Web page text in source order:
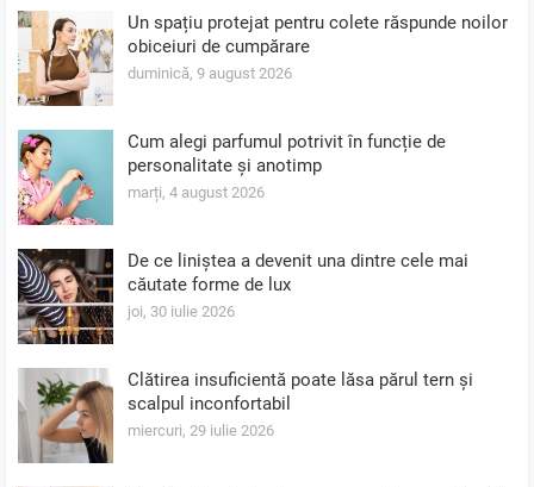
Un spațiu protejat pentru colete răspunde noilor
obiceiuri de cumpărare
duminică, 9 august 2026
Cum alegi parfumul potrivit în funcție de
personalitate și anotimp
marți, 4 august 2026
De ce liniștea a devenit una dintre cele mai
căutate forme de lux
joi, 30 iulie 2026
Clătirea insuficientă poate lăsa părul tern și
scalpul inconfortabil
miercuri, 29 iulie 2026